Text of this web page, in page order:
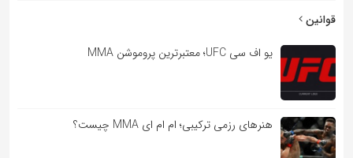
قوانین
یو اف سی UFC؛ معتبرترین پروموشن MMA
هنرهای رزمی ترکیبی؛ ام ام ای MMA چیست؟